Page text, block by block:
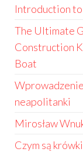
Introduction to
The Ultimate
Construction
Boat
neapolitanki
Mirosław
Czym są